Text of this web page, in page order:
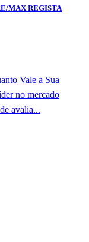
MAX REGISTA
Vale a Sua
no mercado
avalia...